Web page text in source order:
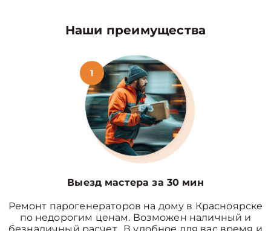
Наши преимущества
1
Выезд мастера за 30 мин
Ремонт парогенераторов на дому в Красноярске
по недорогим ценам. Возможен наличный и